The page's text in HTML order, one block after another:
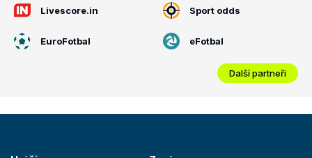
Livescore.in Sport odds
EuroFotbal eFotbal
Další partneři